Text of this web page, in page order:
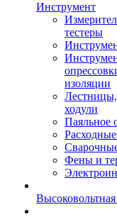
Инструмент
тестеры
изоляции
ходули
Паяльное
Фены и